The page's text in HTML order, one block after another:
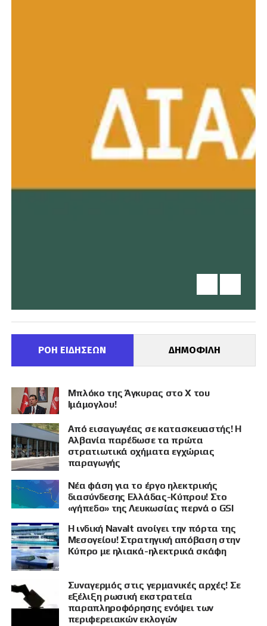
ΡΟΗ ΕΙΔΗΣΕΩΝ ΔΗΜΟΦΙΛΗ
Μπλόκο της Άγκυρας στο X του
Ιμάμογλου!
Από εισαγωγέας σε κατασκευαστής! Η
Αλβανία παρέδωσε τα πρώτα
στρατιωτικά οχήματα εγχώριας
παραγωγής
Νέα φάση για το έργο ηλεκτρικής
διασύνδεσης Ελλάδας-Κύπρου! Στο
«γήπεδο» της Λευκωσίας περνά ο GSI
Η ινδική Navalt ανοίγει την πόρτα της
Μεσογείου! Στρατηγική απόβαση στην
Κύπρο με ηλιακά-ηλεκτρικά σκάφη
Συναγερμός στις γερμανικές αρχές! Σε
εξέλιξη ρωσική εκστρατεία
παραπληροφόρησης ενόψει των
περιφερειακών εκλογών